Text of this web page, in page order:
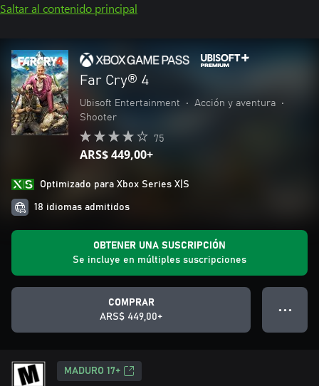
Saltar al contenido principal
Far Cry® 4
Ubisoft Entertainment • Acción y aventura
•
Shooter
75
ARS$ 449,00+
Optimizado para Xbox Series X|S
18 idiomas admitidos
OBTENER UNA SUSCRIPCIÓN
Se incluye en múltiples suscripciones
COMPRAR
ARS$ 449,00+
● ● ●
MADURO 17+